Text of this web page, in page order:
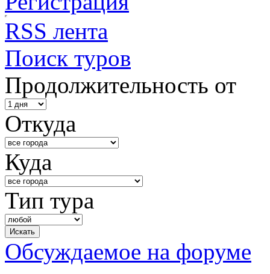
RSS лента
Поиск туров
Продолжительность от
Откуда
Куда
Тип тура
Обсуждаемое на форуме